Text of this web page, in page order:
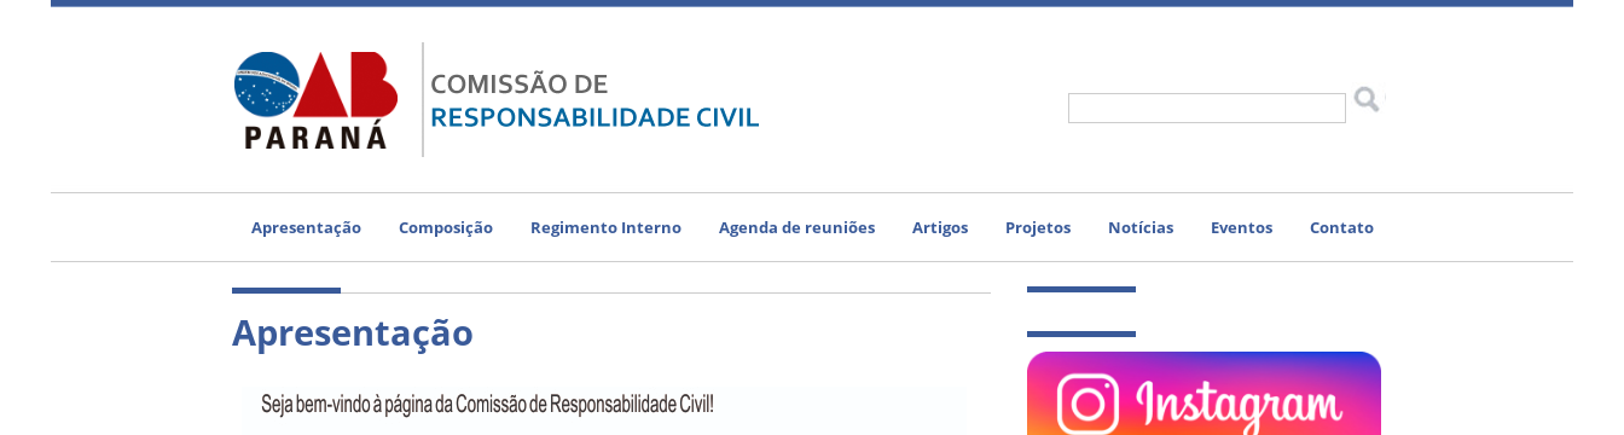
Apresentação Composição Regimento Interno Agenda de reuniões Artigos Projetos Notícias Eventos Contato
Apresentação